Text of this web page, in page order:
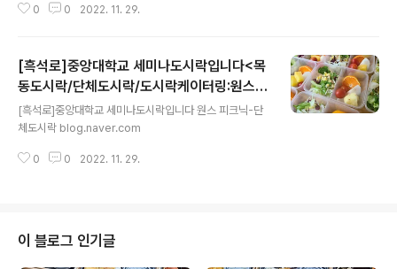
0 0 2022. 11. 29.
[흑석로]중앙대학교 세미나도시락입니다<목
동도시락/단체도시락/도시락케이터링:원스피
크닉>
[흑석로]중앙대학교 세미나도시락입니다 원스 피크닉-단
체도시락 blog.naver.com
0 0 2022. 11. 29.
이 블로그 인기글